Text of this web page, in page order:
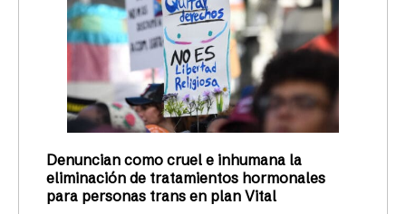
Denuncian como cruel e inhumana la
eliminación de tratamientos hormonales
para personas trans en plan Vital